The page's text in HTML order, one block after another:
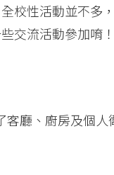
校性活動並不多
交流活動參加唷！
廳、廚房及個